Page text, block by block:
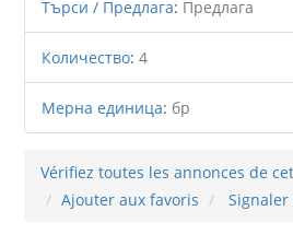
Търси / Предлага: Предлага
Количество:4
Мерна единица: бр
Vérifiez toutes les annonces de
Ajouter aux favoris